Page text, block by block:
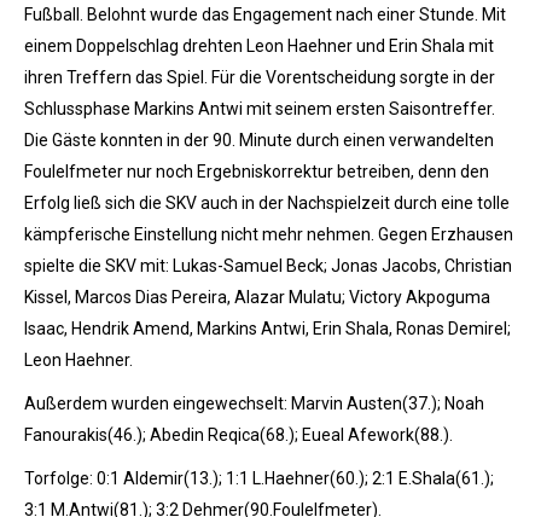
Fußball. Belohnt wurde das Engagement nach einer Stunde. Mit
einem Doppelschlag drehten Leon Haehner und Erin Shala mit
ihren Treffern das Spiel. Für die Vorentscheidung sorgte in der
Schlussphase Markins Antwi mit seinem ersten Saisontreffer.
Die Gäste konnten in der 90. Minute durch einen verwandelten
Foulelfmeter nur noch Ergebniskorrektur betreiben, denn den
Erfolg ließ sich die SKV auch in der Nachspielzeit durch eine tolle
kämpferische Einstellung nicht mehr nehmen. Gegen Erzhausen
spielte die SKV mit: Lukas-Samuel Beck; Jonas Jacobs, Christian
Kissel, Marcos Dias Pereira, Alazar Mulatu; Victory Akpoguma
Isaac, Hendrik Amend, Markins Antwi, Erin Shala, Ronas Demirel;
Leon Haehner.
Außerdem wurden eingewechselt: Marvin Austen(37.); Noah
Fanourakis(46.); Abedin Reqica(68.); Eueal Afework(88.).
Torfolge: 0:1 Aldemir(13.); 1:1 L.Haehner(60.); 2:1 E.Shala(61.);
3:1 M.Antwi(81.); 3:2 Dehmer(90.Foulelfmeter).